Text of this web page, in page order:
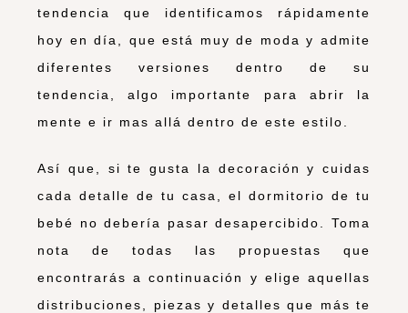
tendencia que identificamos rápidamente
hoy en día, que está muy de moda y admite
diferentes versiones dentro de su
tendencia, algo importante para abrir la
mente e ir mas allá dentro de este estilo.
Así que, si te gusta la decoración y cuidas
cada detalle de tu casa, el dormitorio de tu
bebé no debería pasar desapercibido. Toma
nota de todas las propuestas que
encontrarás a continuación y elige aquellas
distribuciones, piezas y detalles que más te